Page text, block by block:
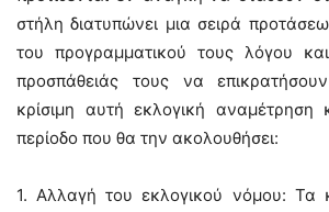
στήλη διατυπώνει μια σειρά
του προγραμματικού τους λόγου
προσπάθειάς τους να
κρίσιμη αυτή εκλογική αναμέτρηση
περίοδο που θα την ακολουθήσει:
1. Αλλαγή του εκλογικού νόμου: Τα